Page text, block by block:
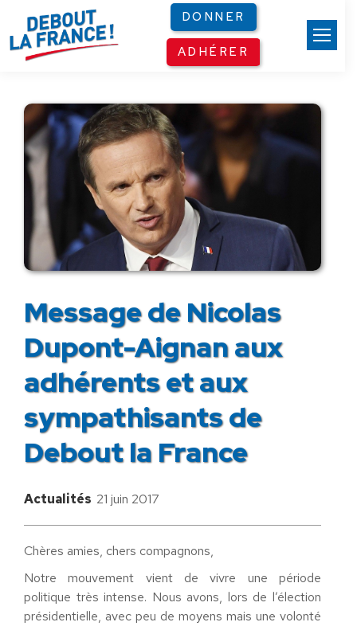
DONNER
ADHÉRER
Message de Nicolas
Dupont-Aignan aux
adhérents et aux
sympathisants de
Debout la France
Actualités 21 juin 2017
Chères amies, chers compagnons,
Notre mouvement vient de vivre une période
politique très intense. Nous avons, lors de l’élection
présidentielle, avec peu de moyens mais une volonté
Panneau de gestion des cookies